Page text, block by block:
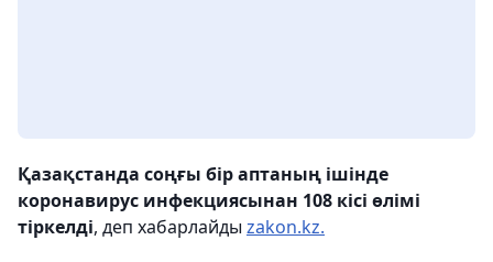
Қазақстанда соңғы бір аптаның ішінде
коронавирус инфекциясынан 108 кісі өлімі
тіркелді, деп хабарлайды zakon.kz.